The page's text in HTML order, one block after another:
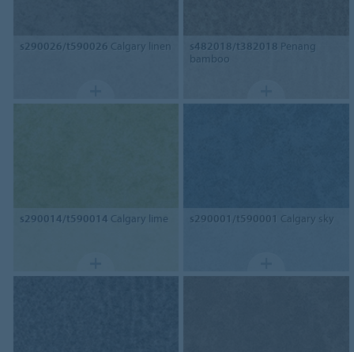
s290026/t590026 Calgary linen s482018/t382018 Penang
bamboo
s290014/t590014 Calgary lime s290001/t590001 Calgary sky